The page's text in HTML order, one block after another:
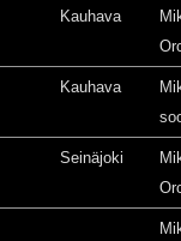
Kauhava
Kauhava
Seinäjoki